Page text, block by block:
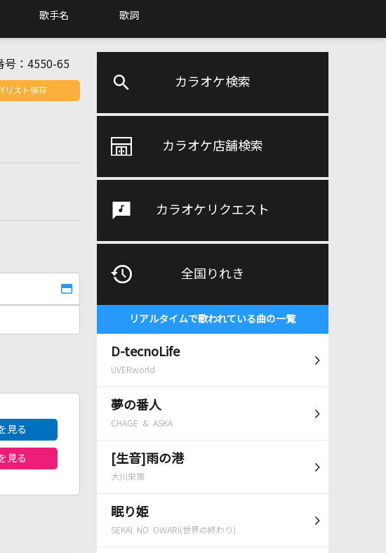
歌手名 歌詞
カラオケ検索
カラオケ店舗検索
カラオケリクエスト
全国りれき
リアルタイムで歌われている曲の一覧
D-tecnoLife
UVERworld
夢の番人
CHAGE & ASKA
[生音]雨の港
大川栄策
眠り姫
SEKAI NO OWARI(世界の終わり)
号： 4550-65
リスト保存
見る
見る